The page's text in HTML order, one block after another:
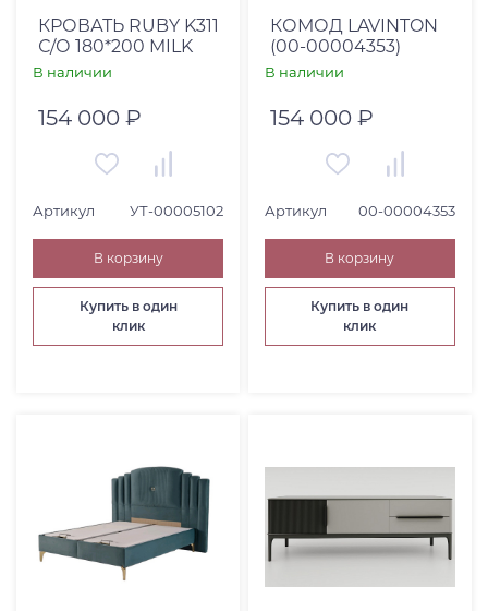
КРОВАТЬ RUBY K311
С/О 180*200 MILK
В наличии
154 000 ₽
Артикул УТ-00005102
В корзину
Купить в один
клик
КОМОД LAVINTON
(00-00004353)
В наличии
154 000 ₽
Артикул 00-00004353
В корзину
Купить в один
клик